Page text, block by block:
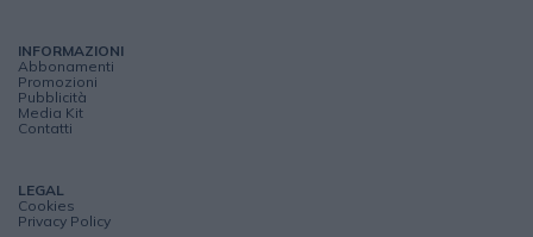
INFORMAZIONI
Abbonamenti
Promozioni
Pubblicità
Media Kit
Contatti
LEGAL
Cookies
Privacy Policy